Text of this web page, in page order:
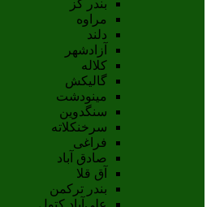
بندر گز
مراوه
دلند
آزادشهر
کلاله
گالیکش
مینودشت
سنگدوین
سرخنکلاته
فراغی
صادق آباد
آق قلا
بندر ترکمن
علي‌آباد کتول